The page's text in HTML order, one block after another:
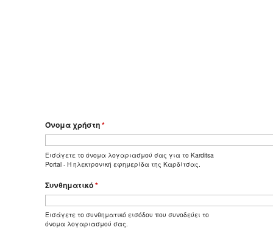
Όνομα χρήστη*
Εισάγετε το όνομα λογαριασμού σας για το Karditsa
Portal - Η ηλεκτρονική εφημερίδα της Καρδίτσας.
Συνθηματικό*
Εισάγετε το συνθηματικό εισόδου που συνοδεύει το
όνομα λογαριασμού σας.